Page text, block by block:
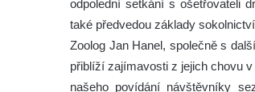
odpolední setkání s ošetřovateli
také předvedou základy
Zoolog Jan Hanel, společně s
přiblíží zajímavosti z jejich chovu
našeho povídání návštěvníky